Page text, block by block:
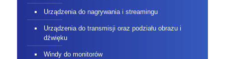
Urządzenia do nagrywania i streamingu
Urządzenia do transmisji oraz podziału obrazu i
dźwięku
Windy do monitorów